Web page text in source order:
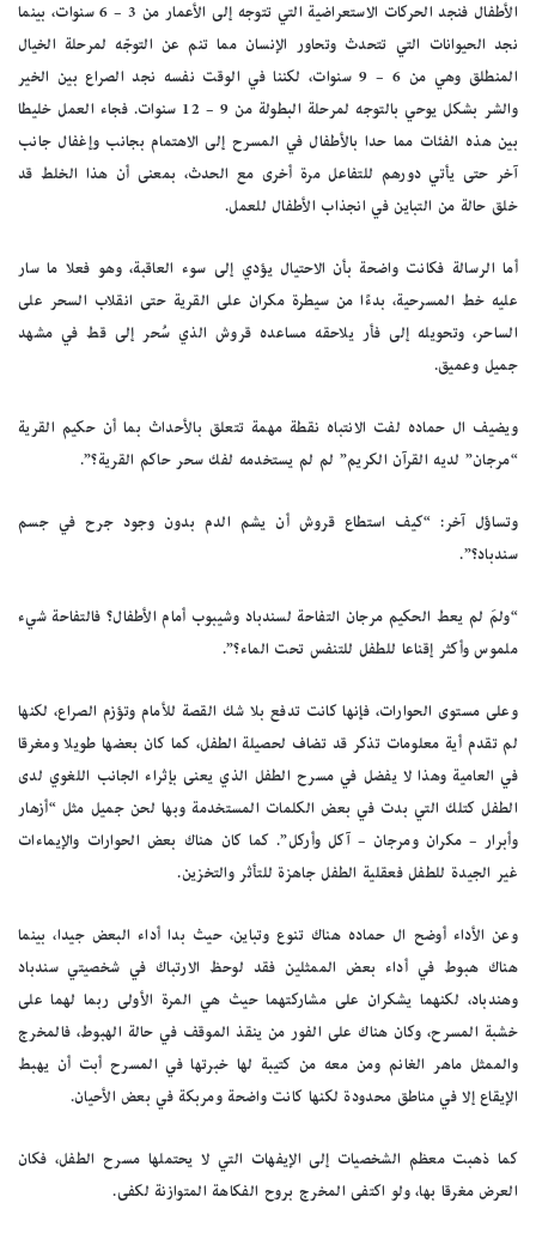
الأطفال فنجد الحركات الاستعراضية التي تتوجه إلى الأعمار من 3 – 6 سنوات، بينما
نجد الحيوانات التي تتحدث وتحاور الإنسان مما تنم عن التوجّه لمرحلة الخيال
المنطلق وهي من 6 – 9 سنوات، لكننا في الوقت نفسه نجد الصراع بين الخير
والشر بشكل يوحي بالتوجه لمرحلة البطولة من 9 – 12 سنوات. فجاء العمل خليطا
بين هذه الفئات مما حدا بالأطفال في المسرح إلى الاهتمام بجانب وإغفال جانب
آخر حتى يأتي دورهم للتفاعل مرة أخرى مع الحدث، بمعنى أن هذا الخلط قد
خلق حالة من التباين في انجذاب الأطفال للعمل.
أما الرسالة فكانت واضحة بأن الاحتيال يؤدي إلى سوء العاقبة، وهو فعلا ما سار
عليه خط المسرحية، بدءًا من سيطرة مكران على القرية حتى انقلاب السحر على
الساحر، وتحويله إلى فأر يلاحقه مساعده قروش الذي سُحر إلى قط في مشهد
جميل وعميق.
ويضيف ال حماده لفت الانتباه نقطة مهمة تتعلق بالأحداث بما أن حكيم القرية
“مرجان” لديه القرآن الكريم” لم لم يستخدمه لفك سحر حاكم القرية؟”.
وتساؤل آخر: “كيف استطاع قروش أن يشم الدم بدون وجود جرح في جسم
سندباد؟”.
“ولمَ لم يعط الحكيم مرجان التفاحة لسندباد وشيبوب أمام الأطفال؟ فالتفاحة شيء
ملموس وأكثر إقناعا للطفل للتنفس تحت الماء؟”.
وعلى مستوى الحوارات، فإنها كانت تدفع بلا شك القصة للأمام وتؤزم الصراع، لكنها
لم تقدم أية معلومات تذكر قد تضاف لحصيلة الطفل، كما كان بعضها طويلا ومغرقا
في العامية وهذا لا يفضل في مسرح الطفل الذي يعنى بإثراء الجانب اللغوي لدى
الطفل كتلك التي بدت في بعض الكلمات المستخدمة وبها لحن جميل مثل “أزهار
وأبرار – مكران ومرجان – آكل وأركل”. كما كان هناك بعض الحوارات والإيماءات
غير الجيدة للطفل فعقلية الطفل جاهزة للتأثر والتخزين.
وعن الأداء أوضح ال حماده هناك تنوع وتباين، حيث بدا أداء البعض جيدا، بينما
هناك هبوط في أداء بعض الممثلين فقد لوحظ الارتباك في شخصيتي سندباد
وهندباد، لكنهما يشكران على مشاركتهما حيث هي المرة الأولى ربما لهما على
خشبة المسرح، وكان هناك على الفور من ينقذ الموقف في حالة الهبوط، فالمخرج
والممثل ماهر الغانم ومن معه من كتيبة لها خبرتها في المسرح أبت أن يهبط
الإيقاع إلا في مناطق محدودة لكنها كانت واضحة ومربكة في بعض الأحيان.
كما ذهبت معظم الشخصيات إلى الإيفهات التي لا يحتملها مسرح الطفل، فكان
العرض مغرقا بها، ولو اكتفى المخرج بروح الفكاهة المتوازنة لكفى.